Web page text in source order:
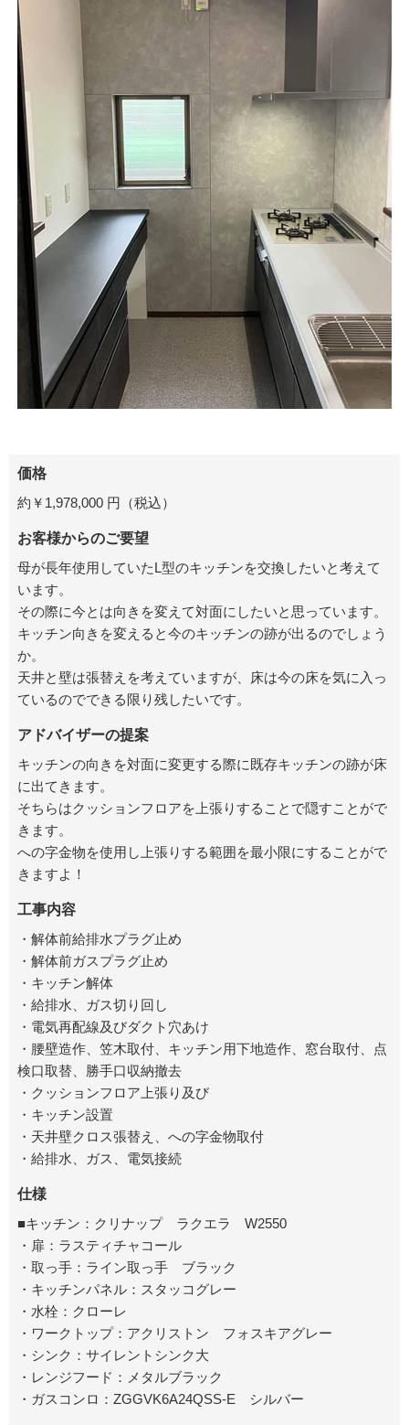
価格
約￥1,978,000 円 （税込）
お客様からのご要望
母が長年使用していたL型のキッチンを交換したいと考えて
います。
その際に今とは向きを変えて対面にしたいと思っています。
キッチン向きを変えると今のキッチンの跡が出るのでしょう
か。
天井と壁は張替えを考えていますが、床は今の床を気に入っ
ているのでできる限り残したいです。
アドバイザーの提案
キッチンの向きを対面に変更する際に既存キッチンの跡が床
に出てきます。
そちらはクッションフロアを上張りすることで隠すことがで
きます。
への字金物を使用し上張りする範囲を最小限にすることがで
きますよ！
工事内容
・解体前給排水プラグ止め
・解体前ガスプラグ止め
・キッチン解体
・給排水、ガス切り回し
・電気再配線及びダクト穴あけ
・腰壁造作、笠木取付、キッチン用下地造作、窓台取付、点
検口取替、勝手口収納撤去
・クッションフロア上張り及び
・キッチン設置
・天井壁クロス張替え、への字金物取付
・給排水、ガス、電気接続
仕様
■キッチン：クリナップ ラクエラ W2550
・扉：ラスティチャコール
・取っ手：ライン取っ手 ブラック
・キッチンパネル：スタッコグレー
・水栓：クローレ
・ワークトップ：アクリストン フォスキアグレー
・シンク：サイレントシンク大
・レンジフード：メタルブラック
・ガスコンロ：ZGGVK6A24QSS-E シルバー